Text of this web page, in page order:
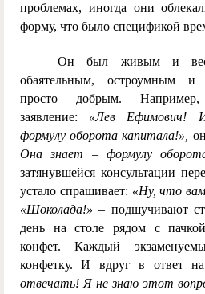
проблемах, иногда они
форму, что было спецификой
Он был живым и
обаятельным, остроумным и
просто добрым.
заявление: «Лев Ефимович!
формулу оборота капитала!»,
Она
знает – формулу
затянувшейся консультации
устало спрашивает: «Ну, что
«Шоколада!»– подшучивают
день на столе рядом с
конфет. Каждый
конфетку. И вдруг в ответ
отвечать! Я не знаю этот